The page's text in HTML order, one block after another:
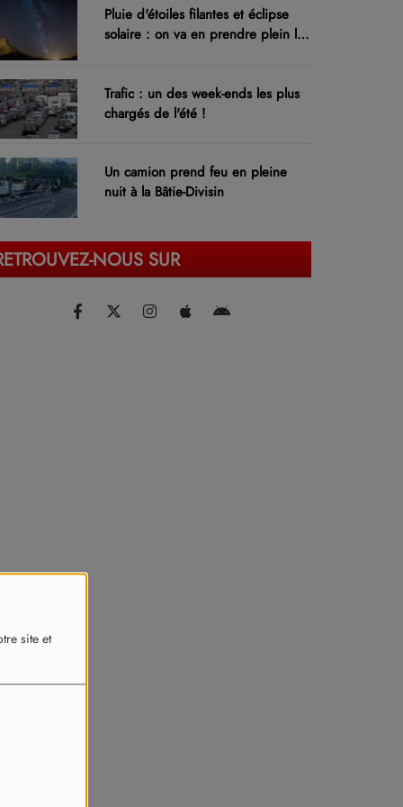
site et
Pluie d'étoiles filantes et éclipse
solaire : on va en prendre plein les
Trafic : un des week-ends les plus
chargés de l'été !
Un camion prend feu en pleine
nuit à la Bâtie-Divisin
NOUS SUR